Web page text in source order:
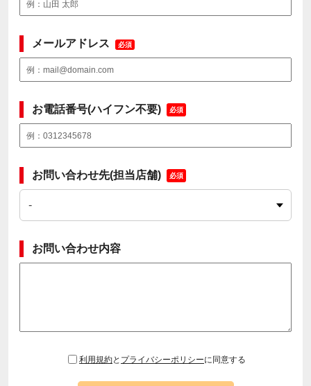
メールアドレス 必須
お電話番号(ハイフン不要) 必須
お問い合わせ先(担当店舗) 必須
お問い合わせ内容
利用規約と プライバシーポリシーに同意する